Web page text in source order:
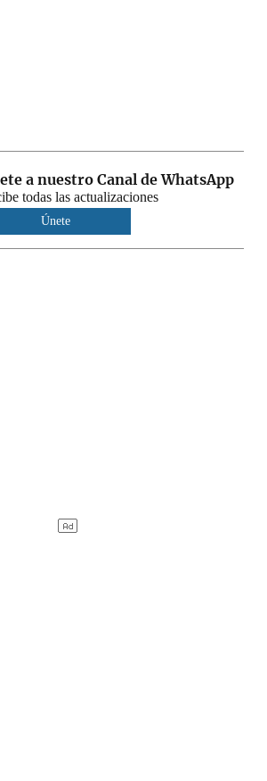
a nuestro Canal de WhatsApp
todas las actualizaciones
Únete